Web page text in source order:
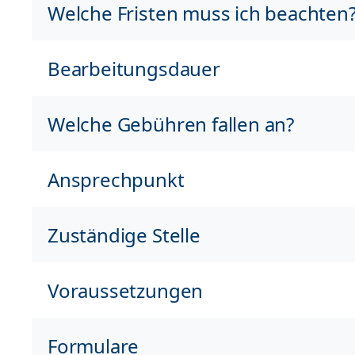
Welche Fristen muss ich
Bearbeitungsdauer
Welche Gebühren fallen an?
Ansprechpunkt
Zuständige Stelle
Voraussetzungen
Formulare